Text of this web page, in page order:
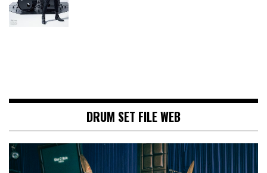
DRUM SET FILE WEB